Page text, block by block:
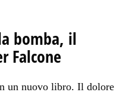
bomba, il
Falcone
un nuovo libro. Il dolore